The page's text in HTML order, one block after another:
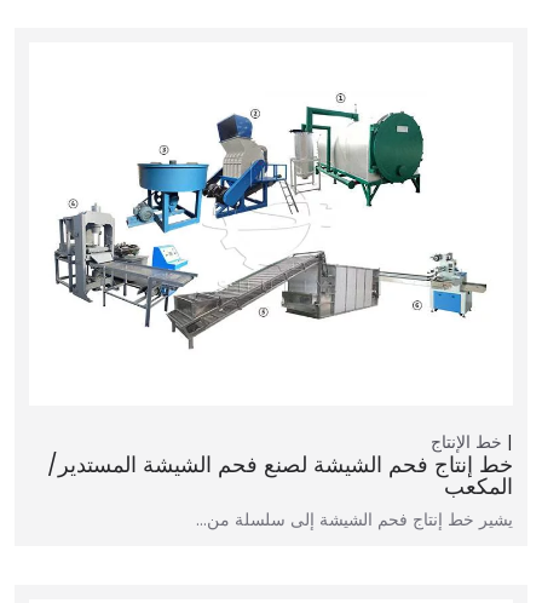
خط الإنتاج
خط إنتاج فحم الشيشة لصنع فحم الشيشة المستدير/
المكعب
يشير خط إنتاج فحم الشيشة إلى سلسلة من…